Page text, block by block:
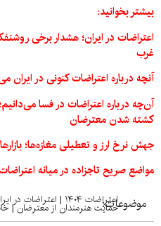
بیشتر بخوانید:
اعتراضات در ایران؛ هشدار برخی
غرب
آنچه درباره اعتراضات کنونی در ایران
آن‌چه درباره اعتراضات در فسا
کشته شدن معترضان
جهش نرخ ارز و تعطیلی مغازه‌ها؛
مواضع صریح تاجزاده در میانه
موضوعات:اعتراضات ۱۴۰۴ | اعتراضات در
حمایت هنرمندان از معترضان|